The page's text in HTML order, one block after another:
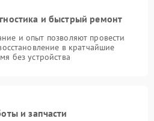
и быстрый ремонт
и опыт позволяют провести
в кратчайшие
без устройства
и запчасти